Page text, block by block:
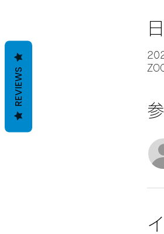
REVIEWS